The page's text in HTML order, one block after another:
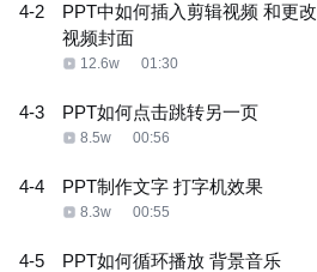
4-2
PPT中如何插入剪辑视频 和更改
视频封面
12.6w 01:30
4-3 PPT如何点击跳转另一页
8.5w 00:56
4-4 PPT制作文字 打字机效果
8.3w 00:55
4-5 PPT如何循环播放 背景音乐